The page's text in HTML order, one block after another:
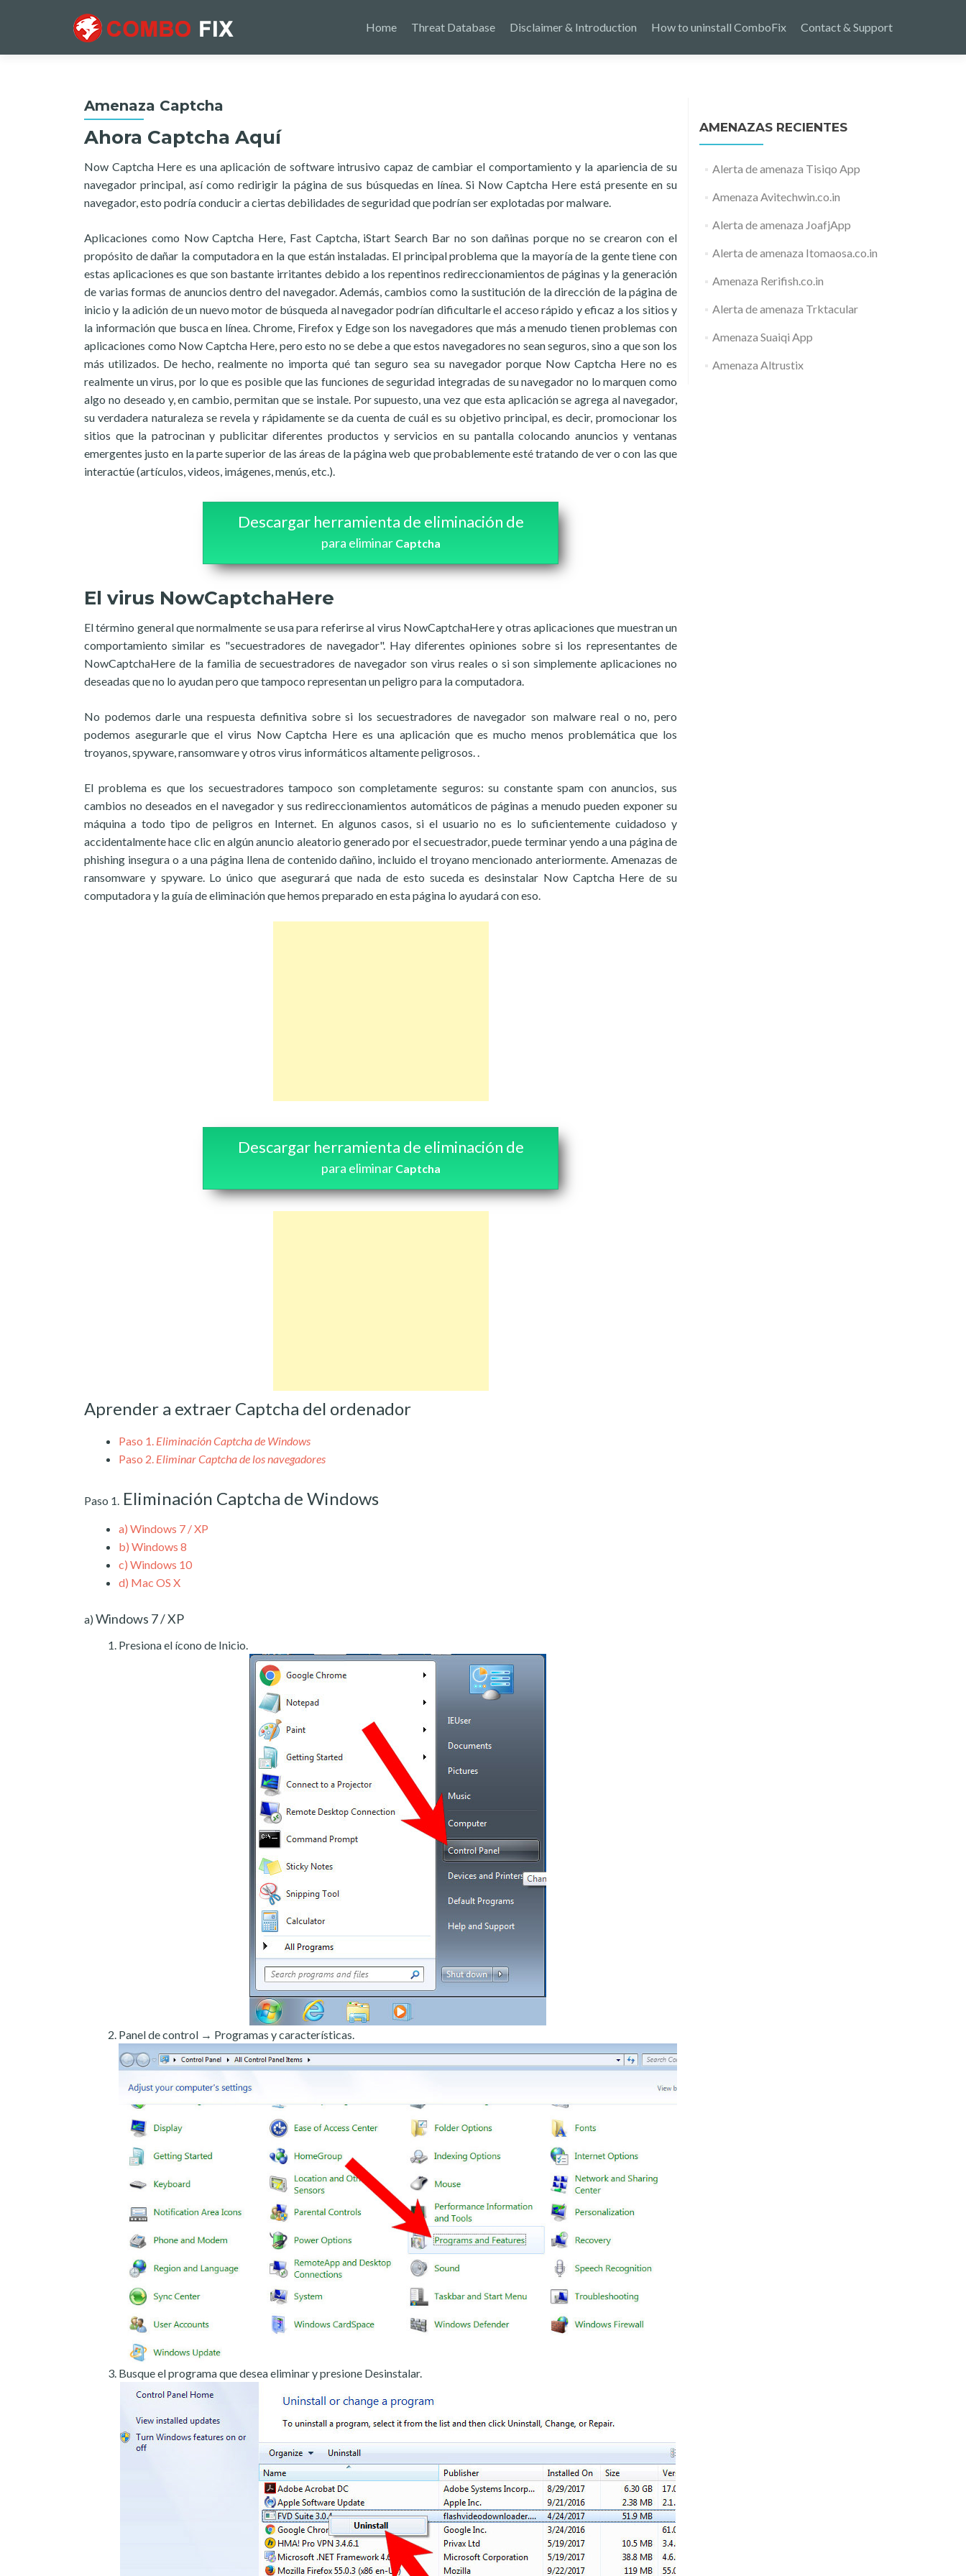
Home Threat Database Disclaimer & Introduction How to uninstall ComboFix Contact & Support
Amenaza Captcha
Ahora Captcha Aquí
Now Captcha Here es una aplicación de software intrusivo capaz de cambiar el comportamiento y la apariencia de su
navegador principal, así como redirigir la página de sus búsquedas en línea. Si Now Captcha Here está presente en su
navegador, esto podría conducir a ciertas debilidades de seguridad que podrían ser explotadas por malware.
Aplicaciones como Now Captcha Here, Fast Captcha, iStart Search Bar no son dañinas porque no se crearon con el
propósito de dañar la computadora en la que están instaladas. El principal problema que la mayoría de la gente tiene con
estas aplicaciones es que son bastante irritantes debido a los repentinos redireccionamientos de páginas y la generación
de varias formas de anuncios dentro del navegador. Además, cambios como la sustitución de la dirección de la página de
inicio y la adición de un nuevo motor de búsqueda al navegador podrían dificultarle el acceso rápido y eficaz a los sitios y
la información que busca en línea. Chrome, Firefox y Edge son los navegadores que más a menudo tienen problemas con
aplicaciones como Now Captcha Here, pero esto no se debe a que estos navegadores no sean seguros, sino a que son los
más utilizados. De hecho, realmente no importa qué tan seguro sea su navegador porque Now Captcha Here no es
realmente un virus, por lo que es posible que las funciones de seguridad integradas de su navegador no lo marquen como
algo no deseado y, en cambio, permitan que se instale. Por supuesto, una vez que esta aplicación se agrega al navegador,
su verdadera naturaleza se revela y rápidamente se da cuenta de cuál es su objetivo principal, es decir, promocionar los
sitios que la patrocinan y publicitar diferentes productos y servicios en su pantalla colocando anuncios y ventanas
emergentes justo en la parte superior de las áreas de la página web que probablemente esté tratando de ver o con las que
interactúe (artículos, videos, imágenes, menús, etc.).
Descargar herramienta de eliminación de
para eliminar Captcha
El virus NowCaptchaHere
El término general que normalmente se usa para referirse al virus NowCaptchaHere y otras aplicaciones que muestran un
comportamiento similar es "secuestradores de navegador". Hay diferentes opiniones sobre si los representantes de
NowCaptchaHere de la familia de secuestradores de navegador son virus reales o si son simplemente aplicaciones no
deseadas que no lo ayudan pero que tampoco representan un peligro para la computadora.
No podemos darle una respuesta definitiva sobre si los secuestradores de navegador son malware real o no, pero
podemos asegurarle que el virus Now Captcha Here es una aplicación que es mucho menos problemática que los
troyanos, spyware, ransomware y otros virus informáticos altamente peligrosos. .
El problema es que los secuestradores tampoco son completamente seguros: su constante spam con anuncios, sus
cambios no deseados en el navegador y sus redireccionamientos automáticos de páginas a menudo pueden exponer su
máquina a todo tipo de peligros en Internet. En algunos casos, si el usuario no es lo suficientemente cuidadoso y
accidentalmente hace clic en algún anuncio aleatorio generado por el secuestrador, puede terminar yendo a una página de
phishing insegura o a una página llena de contenido dañino, incluido el troyano mencionado anteriormente. Amenazas de
ransomware y spyware. Lo único que asegurará que nada de esto suceda es desinstalar Now Captcha Here de su
computadora y la guía de eliminación que hemos preparado en esta página lo ayudará con eso.
Descargar herramienta de eliminación de
para eliminar Captcha
Aprender a extraer Captcha del ordenador
Paso 1. Eliminación Captcha de Windows
Paso 2. Eliminar Captcha de los navegadores
Paso 1. Eliminación Captcha de Windows
a) Windows 7 / XP
b) Windows 8
c) Windows 10
d) Mac OS X
a) Windows 7 / XP
Presiona el ícono de Inicio.
Panel de control → Programas y características.
Busque el programa que desea eliminar y presione Desinstalar.
AMENAZAS RECIENTES
Alerta de amenaza Tisiqo App
Amenaza Avitechwin.co.in
Alerta de amenaza JoafjApp
Alerta de amenaza Itomaosa.co.in
Amenaza Rerifish.co.in
Alerta de amenaza Trktacular
Amenaza Suaiqi App
Amenaza Altrustix